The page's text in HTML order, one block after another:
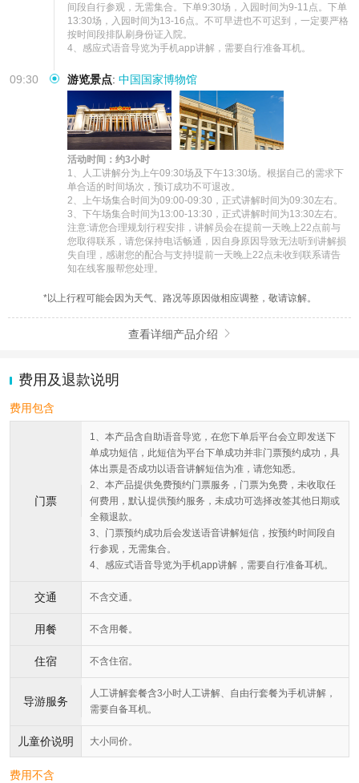
间段自行参观，无需集合。下单9:30场，入园时间为9-11点。下单
13:30场，入园时间为13-16点。不可早进也不可迟到，一定要严格
按时间段排队刷身份证入院。
4、感应式语音导览为手机app讲解，需要自行准备耳机。
09:30 游览景点: 中国国家博物馆
活动时间：约3小时
1、人工讲解分为上午09:30场及下午13:30场。根据自己的需求下
单合适的时间场次，预订成功不可退改。
2、上午场集合时间为09:00-09:30，正式讲解时间为09:30左右。
3、下午场集合时间为13:00-13:30，正式讲解时间为13:30左右。
注意:请您合理规划行程安排，讲解员会在提前一天晚上22点前与
您取得联系，请您保持电话畅通，因自身原因导致无法听到讲解损
失自理，感谢您的配合与支持!提前一天晚上22点未收到联系请告
知在线客服帮您处理。
*以上行程可能会因为天气、路况等原因做相应调整，敬请谅解。
查看详细产品介绍 
费用及退款说明
费用包含
门票
1、本产品含自助语音导览，在您下单后平台会立即发送下
单成功短信，此短信为平台下单成功并非门票预约成功，具
体出票是否成功以语音讲解短信为准，请您知悉。
2、本产品提供免费预约门票服务，门票为免费，未收取任
何费用，默认提供预约服务，未成功可选择改签其他日期或
全额退款。
3、门票预约成功后会发送语音讲解短信，按预约时间段自
行参观，无需集合。
4、感应式语音导览为手机app讲解，需要自行准备耳机。
交通 不含交通。
用餐 不含用餐。
住宿 不含住宿。
导游服务
人工讲解套餐含3小时人工讲解、自由行套餐为手机讲解，
需要自备耳机。
儿童价说明 大小同价。
费用不含